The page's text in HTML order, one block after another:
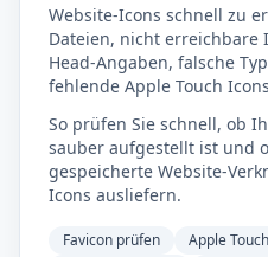
Website-Icons schnell zu
Dateien, nicht erreichbare
Head-Angaben, falsche
fehlende Apple Touch
So prüfen Sie schnell, ob
sauber aufgestellt ist und
gespeicherte Website-
Icons ausliefern.
Favicon prüfen
Apple